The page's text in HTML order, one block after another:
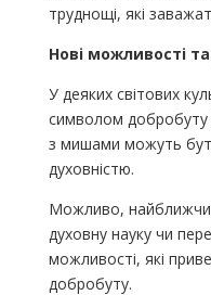
труднощі, які
Нові можливості
У деяких світових
символом добробуту
з мишами можуть
духовністю.
Можливо,
духовну науку чи
можливості, які
добробуту.